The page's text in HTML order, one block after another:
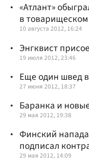
«Атлант»
в
10 августа 2012, 16:24
Энгквист
19 июля 2012, 23:46
Еще один швед
27 июня 2012, 18:37
Баранка и
29 мая 2012, 19:38
Финский
подписал
29 мая 2012, 14:09